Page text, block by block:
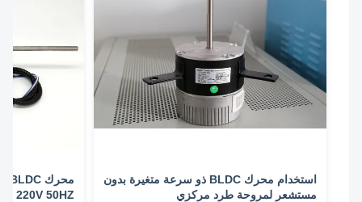
استخدام محرك BLDC ذو سرعة متغيرة بدون
مستشعر لمروحة طرد مركزي
220V 50HZ